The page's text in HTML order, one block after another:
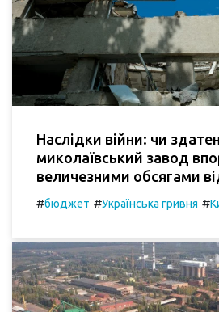
Наслідки війни: чи здатен
миколаївський завод
величезними обсягами
#бюджет #Українська гривня #